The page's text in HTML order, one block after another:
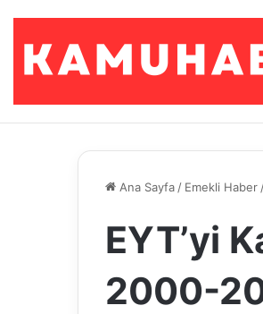
Ana Sayfa / Emekli Haber
EYT’yi
2000-